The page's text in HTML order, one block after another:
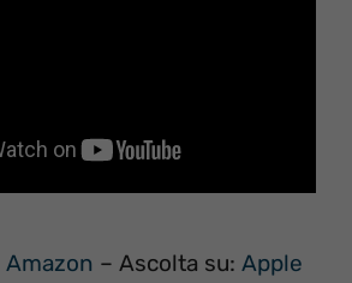
Amazon – Ascolta su: Apple